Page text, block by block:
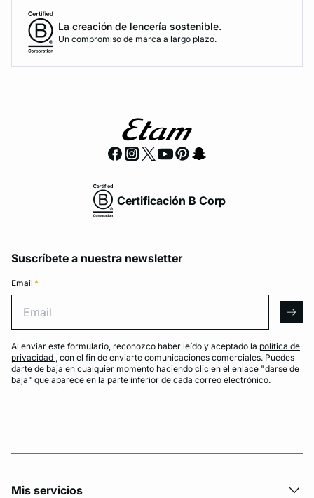
La creación de lencería sostenible.
Un compromiso de marca a largo plazo.
Certificación B Corp
Suscríbete a nuestra newsletter
Email *
Al enviar este formulario, reconozco haber leído y aceptado la política de
privacidad , con el fin de enviarte comunicaciones comerciales. Puedes
darte de baja en cualquier momento haciendo clic en el enlace "darse de
baja" que aparece en la parte inferior de cada correo electrónico.
Mis servicios